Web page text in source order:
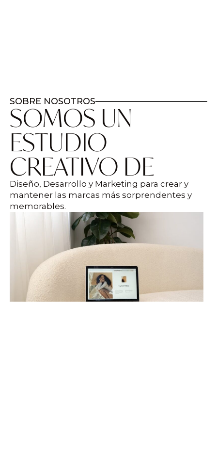
SOBRE NOSOTROS
SOMOS UN
ESTUDIO
CREATIVO DE
Diseño, Desarrollo y Marketing para crear y
mantener las marcas más sorprendentes y
memorables.